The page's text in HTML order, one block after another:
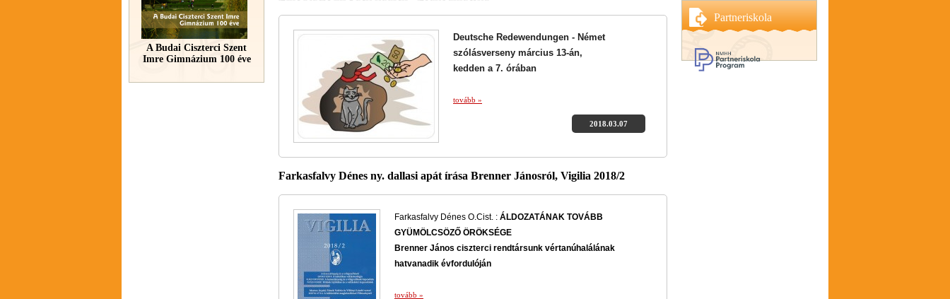
A Budai Ciszterci Szent
Imre Gimnázium 100 éve
Deutsche Redewendungen - Német
szólásverseny március 13-án,
kedden a 7. órában
tovább »
2018.03.07
Farkasfalvy Dénes ny. dallasi apát írása Brenner Jánosról, Vigilia 2018/2
Farkasfalvy Dénes O.Cist. : ÁLDOZATÁNAK TOVÁBB
GYÜMÖLCSÖZŐ ÖRÖKSÉGE
Brenner János ciszterci rendtársunk vértanúhalálának
hatvanadik évfordulóján
tovább »
Partneriskola